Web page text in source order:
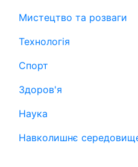
Мистецтво та розваги
Технологія
Спорт
Здоров'я
Наука
Навколишнє